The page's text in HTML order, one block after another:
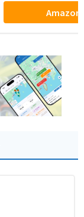
Amazon